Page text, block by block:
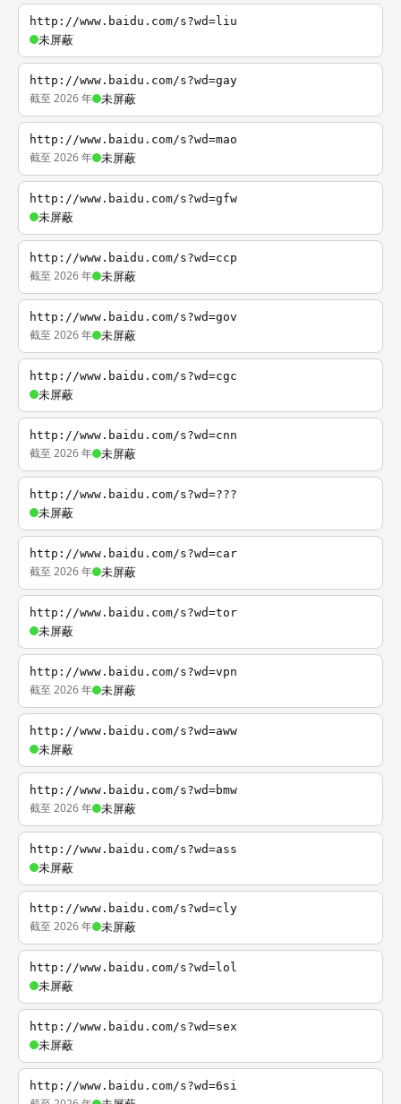
http://www.baidu.com/s?wd=liu
未屏蔽
http://www.baidu.com/s?wd=gay
截至 2026 年 未屏蔽
http://www.baidu.com/s?wd=mao
截至 2026 年 未屏蔽
http://www.baidu.com/s?wd=gfw
未屏蔽
http://www.baidu.com/s?wd=ccp
截至 2026 年 未屏蔽
http://www.baidu.com/s?wd=gov
截至 2026 年 未屏蔽
http://www.baidu.com/s?wd=cgc
未屏蔽
http://www.baidu.com/s?wd=cnn
截至 2026 年 未屏蔽
http://www.baidu.com/s?wd=???
未屏蔽
http://www.baidu.com/s?wd=car
截至 2026 年 未屏蔽
http://www.baidu.com/s?wd=tor
未屏蔽
http://www.baidu.com/s?wd=vpn
截至 2026 年 未屏蔽
http://www.baidu.com/s?wd=aww
未屏蔽
http://www.baidu.com/s?wd=bmw
截至 2026 年 未屏蔽
http://www.baidu.com/s?wd=ass
未屏蔽
http://www.baidu.com/s?wd=cly
截至 2026 年 未屏蔽
http://www.baidu.com/s?wd=lol
未屏蔽
http://www.baidu.com/s?wd=sex
未屏蔽
http://www.baidu.com/s?wd=6si